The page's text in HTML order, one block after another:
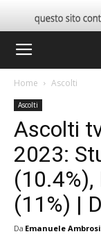
Home Ascolti
Ascolti
Ascolti
2023:
(11%) |
Da Emanuele